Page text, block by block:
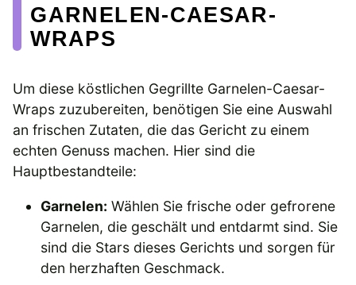
GARNELEN-CAESAR-
WRAPS
Um diese köstlichen Gegrillte Garnelen-Caesar-
Wraps zuzubereiten, benötigen Sie eine Auswahl
an frischen Zutaten, die das Gericht zu einem
echten Genuss machen. Hier sind die
Hauptbestandteile:
Garnelen: Wählen Sie frische oder gefrorene
Garnelen, die geschält und entdarmt sind. Sie
sind die Stars dieses Gerichts und sorgen für
den herzhaften Geschmack.